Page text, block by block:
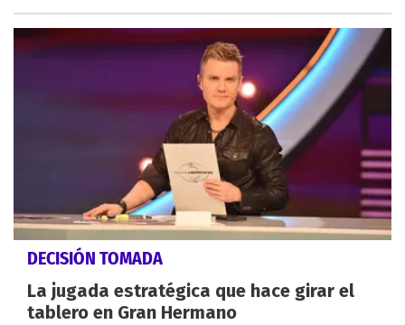
DECISIÓN TOMADA
La jugada estratégica que hace girar el
tablero en Gran Hermano